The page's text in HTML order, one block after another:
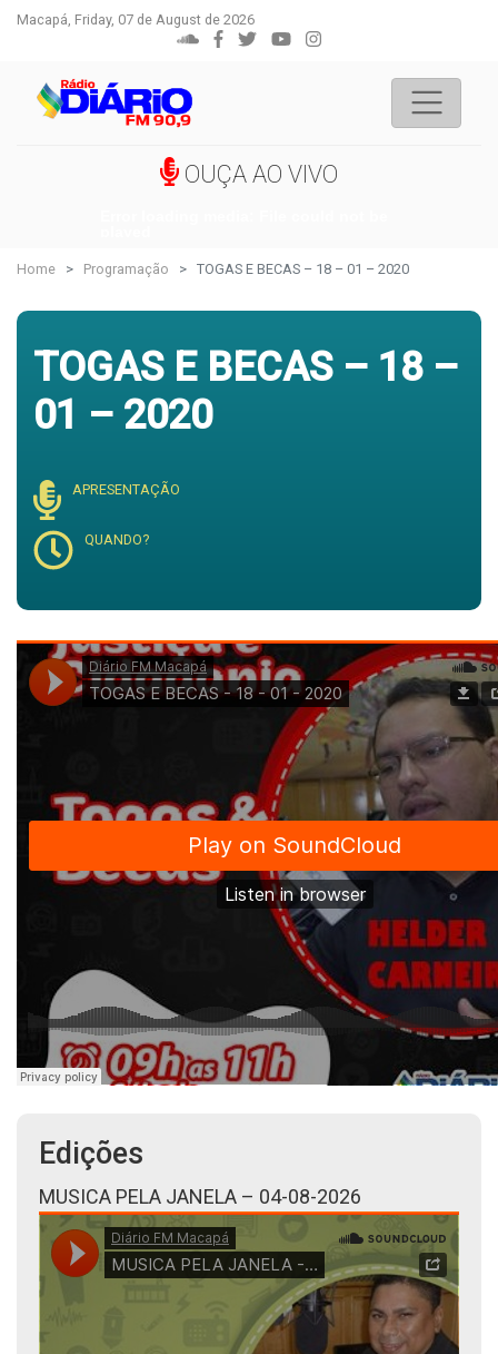
Macapá, Friday, 07 de August de 2026
OUÇA AO VIVO
Home Programação TOGAS E BECAS – 18 – 01 – 2020
TOGAS E BECAS – 18 –
01 – 2020
APRESENTAÇÃO
QUANDO?
Edições
MUSICA PELA JANELA – 04-08-2026